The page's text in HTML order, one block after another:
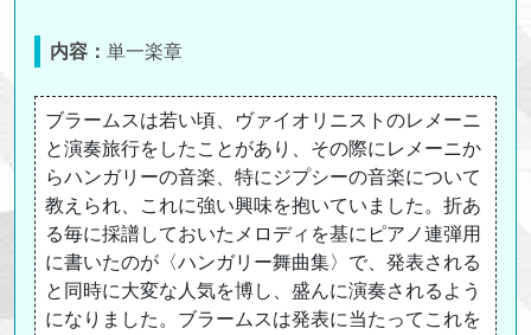
内容： 単一楽章
ブラームスは若い頃、ヴァイオリニストのレメーニ
と演奏旅行をしたことがあり、その際にレメーニか
らハンガリーの音楽、特にジプシーの音楽について
教えられ、これに強い興味を抱いていました。折あ
る毎に採譜しておいたメロディを基にピアノ連弾用
に書いたのが〈ハンガリー舞曲集〉で、発表される
と同時に大変な人気を博し、盛んに演奏されるよう
になりました。ブラームスは発表に当たってこれを